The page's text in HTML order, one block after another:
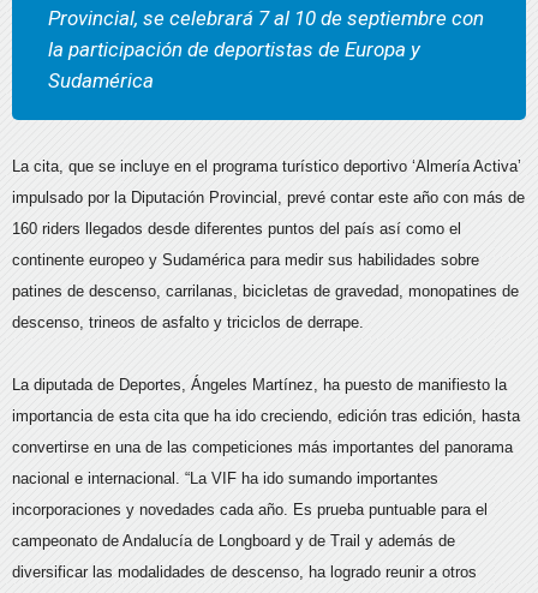
Provincial, se celebrará 7 al 10 de septiembre con
la participación de deportistas de Europa y
Sudamérica
La cita, que se incluye en el programa turístico deportivo ‘Almería Activa’
impulsado por la Diputación Provincial, prevé contar este año con más de
160 riders llegados desde diferentes puntos del país así como el
continente europeo y Sudamérica para medir sus habilidades sobre
patines de descenso, carrilanas, bicicletas de gravedad, monopatines de
descenso, trineos de asfalto y triciclos de derrape.
La diputada de Deportes, Ángeles Martínez, ha puesto de manifiesto la
importancia de esta cita que ha ido creciendo, edición tras edición, hasta
convertirse en una de las competiciones más importantes del panorama
nacional e internacional. “La VIF ha ido sumando importantes
incorporaciones y novedades cada año. Es prueba puntuable para el
campeonato de Andalucía de Longboard y de Trail y además de
diversificar las modalidades de descenso, ha logrado reunir a otros